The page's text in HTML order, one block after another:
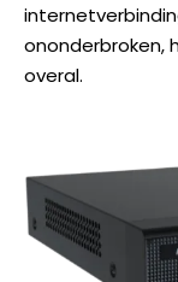
ononderbroken,
overal.